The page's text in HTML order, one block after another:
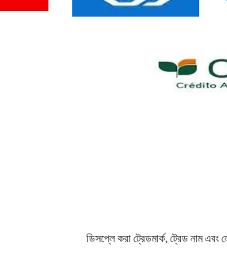
ডিসপ্লে করা ট্রেডমার্ক, ট্রেড নাম এবং